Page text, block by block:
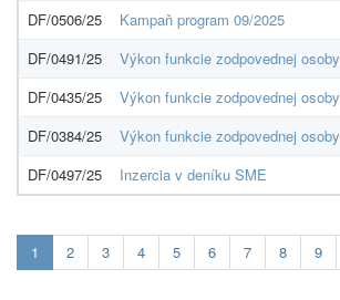
DF/0506/25
Kampaň program 09/2025
DF/0491/25
Výkon funkcie zodpovednej osoby
DF/0435/25
Výkon funkcie zodpovednej osoby
DF/0384/25
Výkon funkcie zodpovednej osoby
DF/0497/25
Inzercia v deníku SME
1 Aktuálna
stránka
2 3 4 5 6 7 8 9